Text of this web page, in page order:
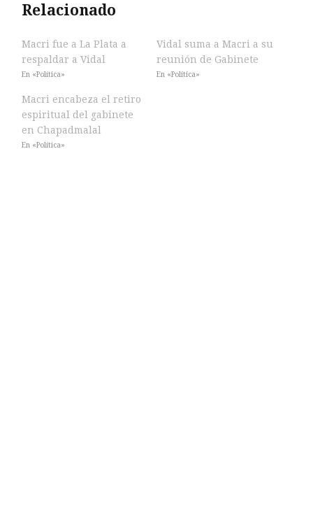
Relacionado
Macri fue a La Plata a
respaldar a Vidal
En «Política»
Vidal suma a Macri a su
reunión de Gabinete
En «Política»
Macri encabeza el retiro
espiritual del gabinete
en Chapadmalal
En «Política»